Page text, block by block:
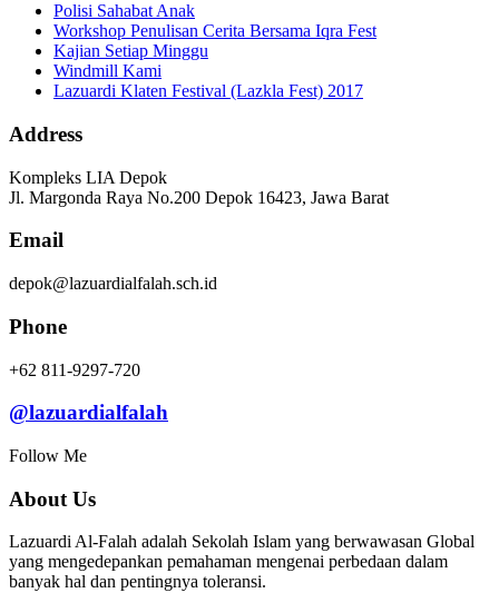
Polisi Sahabat Anak
Workshop Penulisan Cerita Bersama Iqra Fest
Kajian Setiap Minggu
Windmill Kami
Lazuardi Klaten Festival (Lazkla Fest) 2017
Address
Kompleks LIA Depok
Jl. Margonda Raya No.200 Depok 16423, Jawa Barat
Email
depok@lazuardialfalah.sch.id
Phone
+62 811-9297-720
@lazuardialfalah
Follow Me
About Us
Lazuardi Al-Falah adalah Sekolah Islam yang berwawasan Global
yang mengedepankan pemahaman mengenai perbedaan dalam
banyak hal dan pentingnya toleransi.